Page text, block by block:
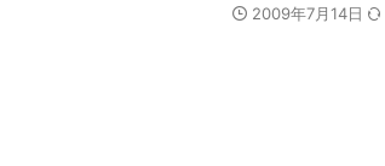
2009年7月14日